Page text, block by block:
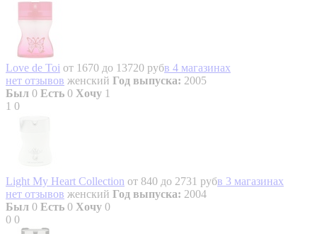
Love de Toi от 1670 до 13720 рубв 4 магазинах
нет отзывов женский Год выпуска: 2005
Был 0 Есть 0 Хочу 1
1 0
Light My Heart Collection от 840 до 2731 рубв 3 магазинах
нет отзывов женский Год выпуска: 2004
Был 0 Есть 0 Хочу 0
0 0